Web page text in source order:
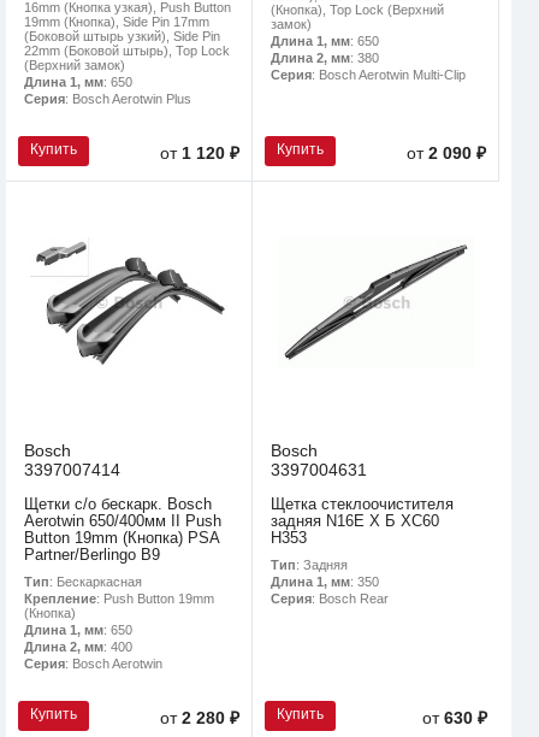
16mm (Кнопка узкая), Push Button
19mm (Кнопка), Side Pin 17mm
(Боковой штырь узкий), Side Pin
22mm (Боковой штырь), Top Lock
(Верхний замок)
Длина 1, мм: 650
Серия: Bosch Aerotwin Plus
Купить от 1 120 ₽
(Кнопка), Top Lock (Верхний
замок)
Длина 1, мм: 650
Длина 2, мм: 380
Серия: Bosch Aerotwin Multi-Clip
Купить от2 090 ₽
Bosch
3397007414
Щетки с/о бескарк. Bosch
Aerotwin 650/400мм II Push
Button 19mm (Кнопка) PSA
Partner/Berlingo B9
Тип: Бескаркасная
Крепление: Push Button 19mm
(Кнопка)
Длина 1, мм: 650
Длина 2, мм: 400
Серия: Bosch Aerotwin
Купить от2 280 ₽
Bosch
3397004631
Щетка стеклоочистителя
задняя N16E Х Б XC60
H353
Тип: Задняя
Длина 1, мм: 350
Серия: Bosch Rear
Купить от630 ₽